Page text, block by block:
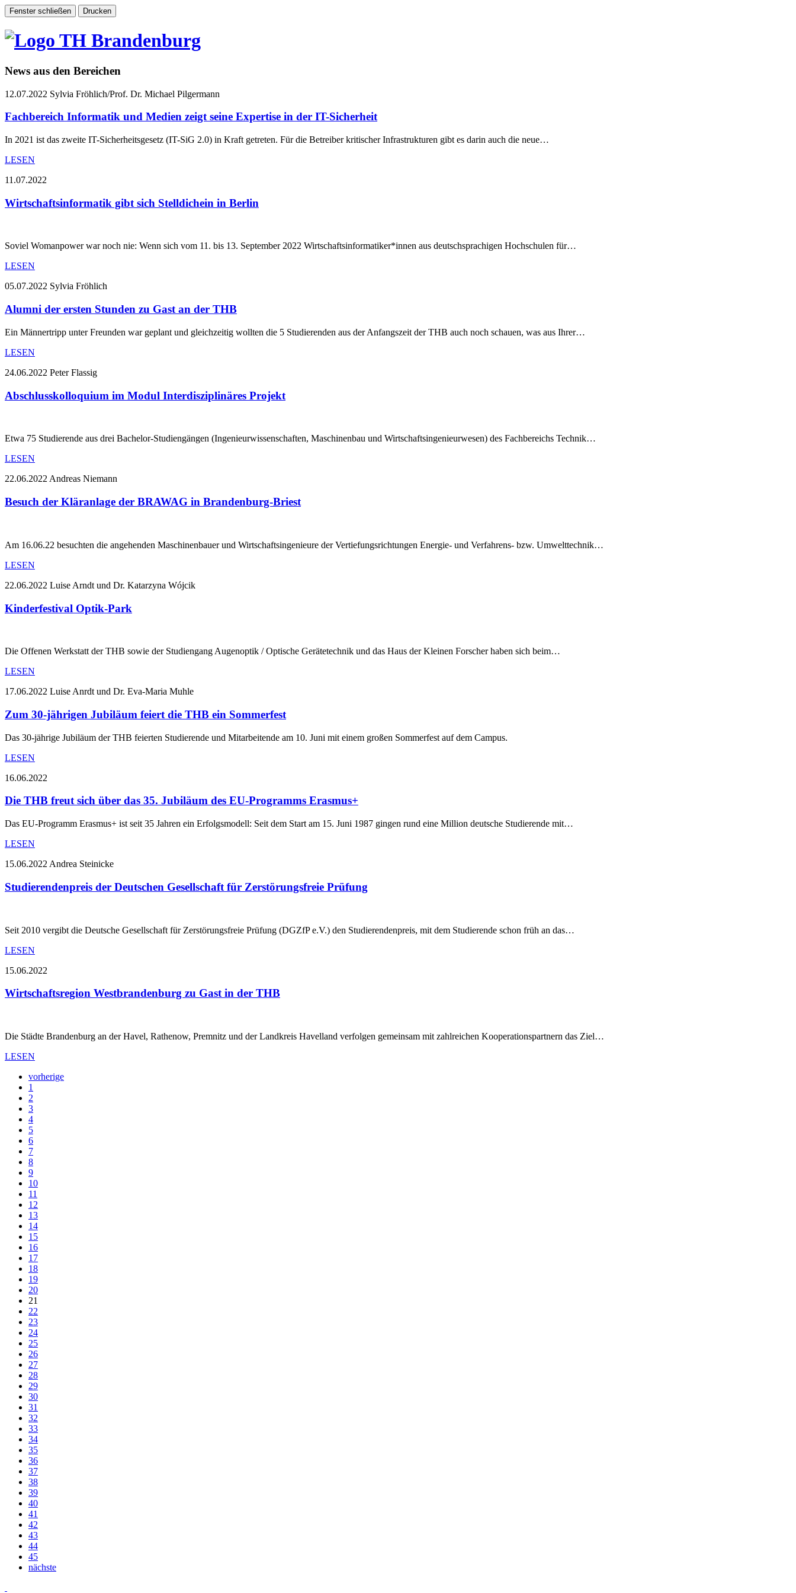
News aus den Bereichen
12.07.2022 Sylvia Fröhlich/Prof. Dr. Michael Pilgermann
Fachbereich Informatik und Medien zeigt seine Expertise in der IT-Sicherheit
In 2021 ist das zweite IT-Sicherheitsgesetz (IT-SiG 2.0) in Kraft getreten. Für die Betreiber kritischer Infrastrukturen gibt es darin auch die neue…
LESEN
11.07.2022
Wirtschaftsinformatik gibt sich Stelldichein in Berlin
Soviel Womanpower war noch nie: Wenn sich vom 11. bis 13. September 2022 Wirtschaftsinformatiker*innen aus deutschsprachigen Hochschulen für…
LESEN
05.07.2022 Sylvia Fröhlich
Alumni der ersten Stunden zu Gast an der THB
Ein Männertripp unter Freunden war geplant und gleichzeitig wollten die 5 Studierenden aus der Anfangszeit der THB auch noch schauen, was aus Ihrer…
LESEN
24.06.2022 Peter Flassig
Abschlusskolloquium im Modul Interdisziplinäres Projekt
Etwa 75 Studierende aus drei Bachelor-Studiengängen (Ingenieurwissenschaften, Maschinenbau und Wirtschaftsingenieurwesen) des Fachbereichs Technik…
LESEN
22.06.2022 Andreas Niemann
Besuch der Kläranlage der BRAWAG in Brandenburg-Briest
Am 16.06.22 besuchten die angehenden Maschinenbauer und Wirtschaftsingenieure der Vertiefungsrichtungen Energie- und Verfahrens- bzw. Umwelttechnik…
LESEN
22.06.2022 Luise Arndt und Dr. Katarzyna Wójcik
Kinderfestival Optik-Park
Die Offenen Werkstatt der THB sowie der Studiengang Augenoptik / Optische Gerätetechnik und das Haus der Kleinen Forscher haben sich beim…
LESEN
17.06.2022 Luise Anrdt und Dr. Eva-Maria Muhle
Zum 30-jährigen Jubiläum feiert die THB ein Sommerfest
Das 30-jährige Jubiläum der THB feierten Studierende und Mitarbeitende am 10. Juni mit einem großen Sommerfest auf dem Campus.
LESEN
16.06.2022
Die THB freut sich über das 35. Jubiläum des EU-Programms Erasmus+
Das EU-Programm Erasmus+ ist seit 35 Jahren ein Erfolgsmodell: Seit dem Start am 15. Juni 1987 gingen rund eine Million deutsche Studierende mit…
LESEN
15.06.2022 Andrea Steinicke
Studierendenpreis der Deutschen Gesellschaft für Zerstörungsfreie Prüfung
Seit 2010 vergibt die Deutsche Gesellschaft für Zerstörungsfreie Prüfung (DGZfP e.V.) den Studierendenpreis, mit dem Studierende schon früh an das…
LESEN
15.06.2022
Wirtschaftsregion Westbrandenburg zu Gast in der THB
Die Städte Brandenburg an der Havel, Rathenow, Premnitz und der Landkreis Havelland verfolgen gemeinsam mit zahlreichen Kooperationspartnern das Ziel…
LESEN
vorherige
1
2
3
4
5
6
7
8
9
10
11
12
13
14
15
16
17
18
19
20
21
22
23
24
25
26
27
28
29
30
31
32
33
34
35
36
37
38
39
40
41
42
43
44
45
nächste